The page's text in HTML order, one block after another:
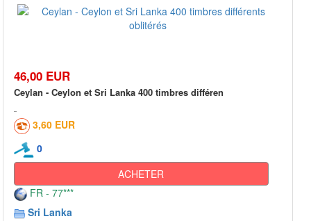
46,00 EUR
Ceylan - Ceylon et Sri Lanka 400 timbres différen
3,60 EUR
0
ACHETER
FR - 77***
Sri Lanka